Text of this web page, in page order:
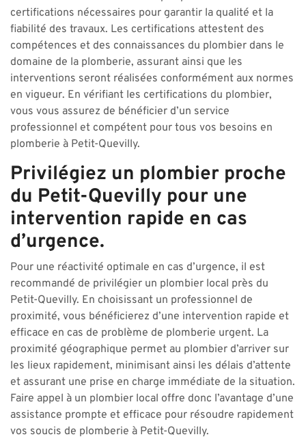
certifications nécessaires pour garantir la qualité et la
fiabilité des travaux. Les certifications attestent des
compétences et des connaissances du plombier dans le
domaine de la plomberie, assurant ainsi que les
interventions seront réalisées conformément aux normes
en vigueur. En vérifiant les certifications du plombier,
vous vous assurez de bénéficier d’un service
professionnel et compétent pour tous vos besoins en
plomberie à Petit-Quevilly.
Privilégiez un plombier proche
du Petit-Quevilly pour une
intervention rapide en cas
d’urgence.
Pour une réactivité optimale en cas d’urgence, il est
recommandé de privilégier un plombier local près du
Petit-Quevilly. En choisissant un professionnel de
proximité, vous bénéficierez d’une intervention rapide et
efficace en cas de problème de plomberie urgent. La
proximité géographique permet au plombier d’arriver sur
les lieux rapidement, minimisant ainsi les délais d’attente
et assurant une prise en charge immédiate de la situation.
Faire appel à un plombier local offre donc l’avantage d’une
assistance prompte et efficace pour résoudre rapidement
vos soucis de plomberie à Petit-Quevilly.